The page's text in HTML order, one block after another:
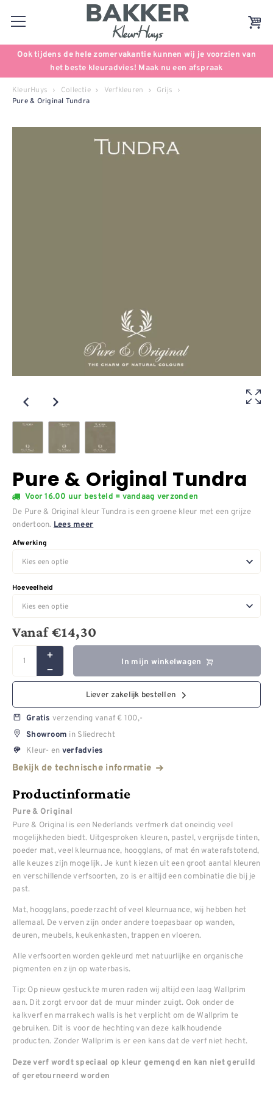
Ook tijdens de hele zomervakantie kunnen wij je voorzien van
het beste kleuradvies! Maak nu een afspraak
KleurHuys Collectie Verfkleuren Grijs
Pure & Original Tundra
Pure & Original Tundra
Voor 16.00 uur besteld = vandaag verzonden
De Pure & Original kleur Tundra is een groene kleur met een grijze
ondertoon. Lees meer
Afwerking
Hoeveelheid
Vanaf€14,30
In mijn winkelwagen
Liever zakelijk bestellen
Gratis verzending vanaf € 100,-
Showroom in Sliedrecht
Kleur- en verfadvies
Bekijk de technische informatie
Productinformatie
Pure & Original
Pure & Original is een Nederlands verfmerk dat oneindig veel
mogelijkheden biedt. Uitgesproken kleuren, pastel, vergrijsde tinten,
poeder mat, veel kleurnuance, hoogglans, of mat én waterafstotend,
alle keuzes zijn mogelijk. Je kunt kiezen uit een groot aantal kleuren
en verschillende verfsoorten, zo is er altijd een combinatie die bij je
past.
Mat, hoogglans, poederzacht of veel kleurnuance, wij hebben het
allemaal. De verven zijn onder andere toepasbaar op wanden,
deuren, meubels, keukenkasten, trappen en vloeren.
Alle verfsoorten worden gekleurd met natuurlijke en organische
pigmenten en zijn op waterbasis.
Tip: Op nieuw gestuckte muren raden wij altijd een laag Wallprim
aan. Dit zorgt ervoor dat de muur minder zuigt. Ook onder de
kalkverf en marrakech walls is het verplicht om de Wallprim te
gebruiken. Dit is voor de hechting van deze kalkhoudende
producten. Zonder Wallprim is er een kans dat de verf niet hecht.
Deze verf wordt speciaal op kleur gemengd en kan niet geruild
of geretourneerd worden